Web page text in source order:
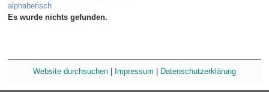
alphabetisch
Es wurde nichts gefunden.
Website durchsuchen Impressum Datenschutzerklärung